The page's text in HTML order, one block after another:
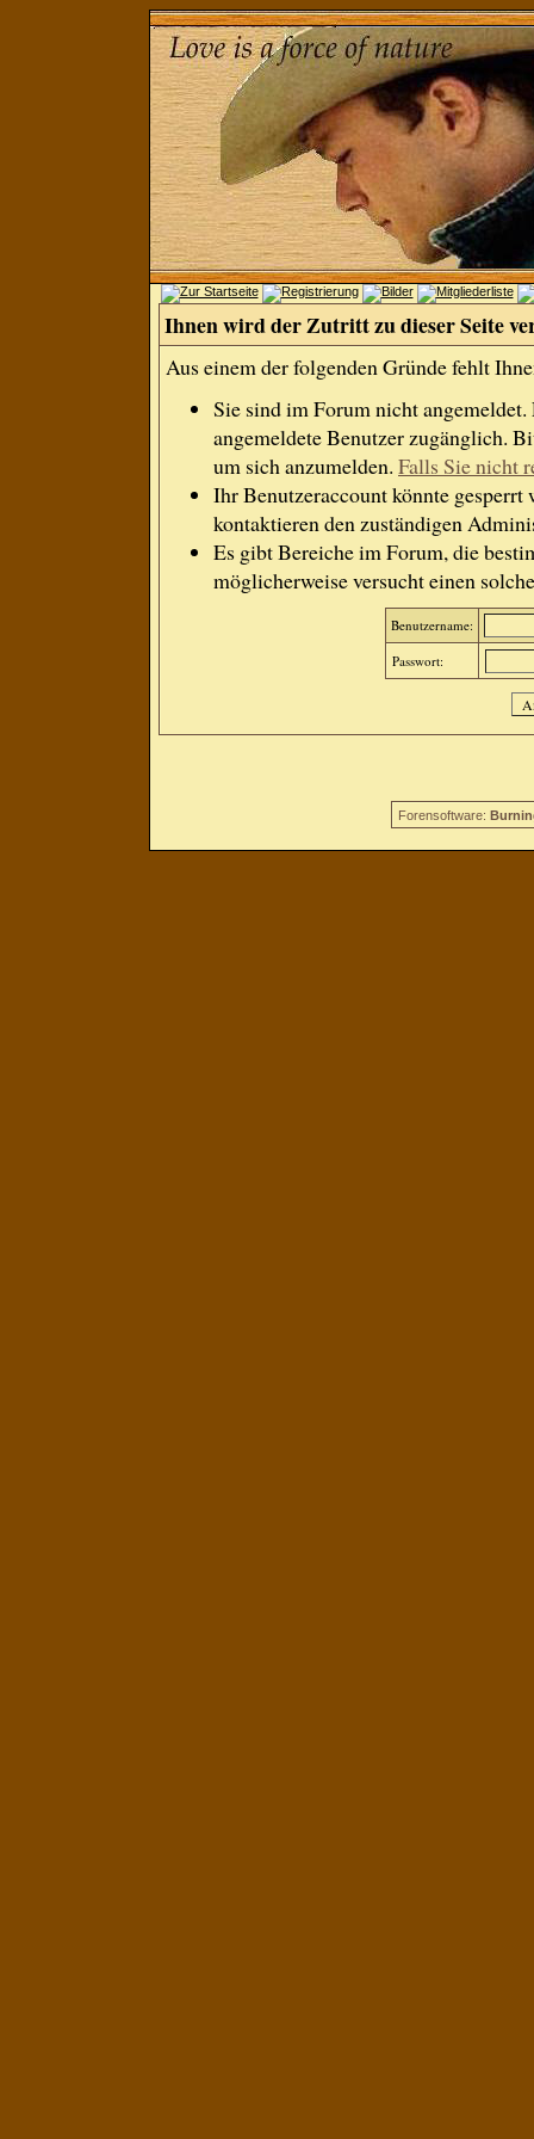
Ihnen wird der Zutritt zu dieser Seite
Aus einem der folgenden Gründe fehlt
Sie sind im Forum nicht
angemeldete Benutzer zugänglich.
um sich anzumelden. Falls Sie nicht
Ihr Benutzeraccount könnte gesperrt
kontaktieren den zuständigen
Es gibt Bereiche im Forum, die
möglicherweise versucht einen
Benutzername:
Passwort:
Forensoftware: